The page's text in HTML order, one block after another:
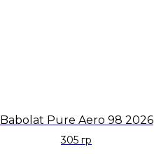
Babolat Pure Aero 98 2026
305 гр